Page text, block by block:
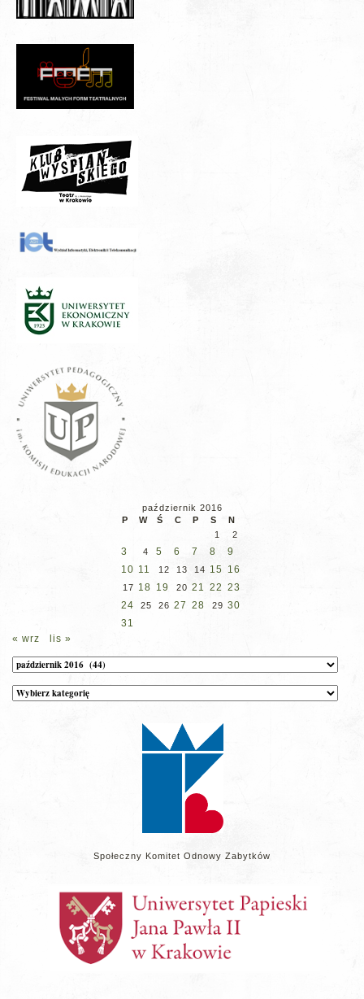
październik 2016
P
W Ś C P S
N
1
2
3 4 5 6 7 8
9
10 11 12 13 14 15 16
17 18 19 20 21 22 23
24
25 26 27 28 29 30
31
« wrz
lis »
Archiwum
Kategorie
wpisów
Społeczny Komitet Odnowy Zabytków